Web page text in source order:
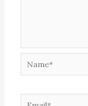
Name*
Email*